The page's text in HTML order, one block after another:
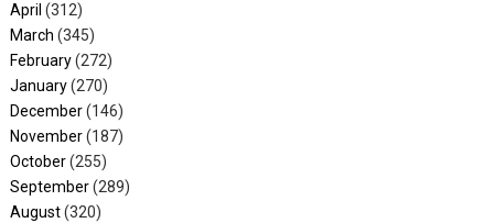
April (312)
March (345)
February(272)
January(270)
December(146)
November(187)
October(255)
September(289)
August(320)